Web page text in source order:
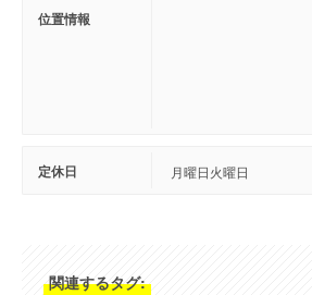
位置情報
定休日 月曜日 火曜日
関連するタグ: